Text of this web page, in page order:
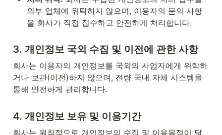
외부 업체에 위탁하지 않으며, 이용자의 문의 사항
을 회사가 직접 접수하고 안전하게 처리합니다.
3. 개인정보 국외 수집 및 이전에 관한 사항
회사는 이용자의 개인정보를 국외의 사업자에게 위탁하
거나 보관(이전)하지 않으며, 전량 국내 자체 시스템을
통해 안전하게 관리합니다.
4. 개인정보 보유 및 이용기간
회사는 원칙적으로 개인정보의 수집 및 이용목적이 달